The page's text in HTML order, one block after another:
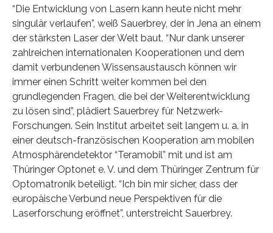
“Die Entwicklung von Lasern kann heute nicht mehr
singulär verlaufen”, weiß Sauerbrey, der in Jena an einem
der stärksten Laser der Welt baut. “Nur dank unserer
zahlreichen internationalen Kooperationen und dem
damit verbundenen Wissensaustausch können wir
immer einen Schritt weiter kommen bei den
grundlegenden Fragen, die bei der Weiterentwicklung
zu lösen sind”, plädiert Sauerbrey für Netzwerk-
Forschungen. Sein Institut arbeitet seit langem u. a. in
einer deutsch-französischen Kooperation am mobilen
Atmosphärendetektor “Teramobil” mit und ist am
Thüringer Optonet e. V. und dem Thüringer Zentrum für
Optomatronik beteiligt. “Ich bin mir sicher, dass der
europäische Verbund neue Perspektiven für die
Laserforschung eröffnet”, unterstreicht Sauerbrey.